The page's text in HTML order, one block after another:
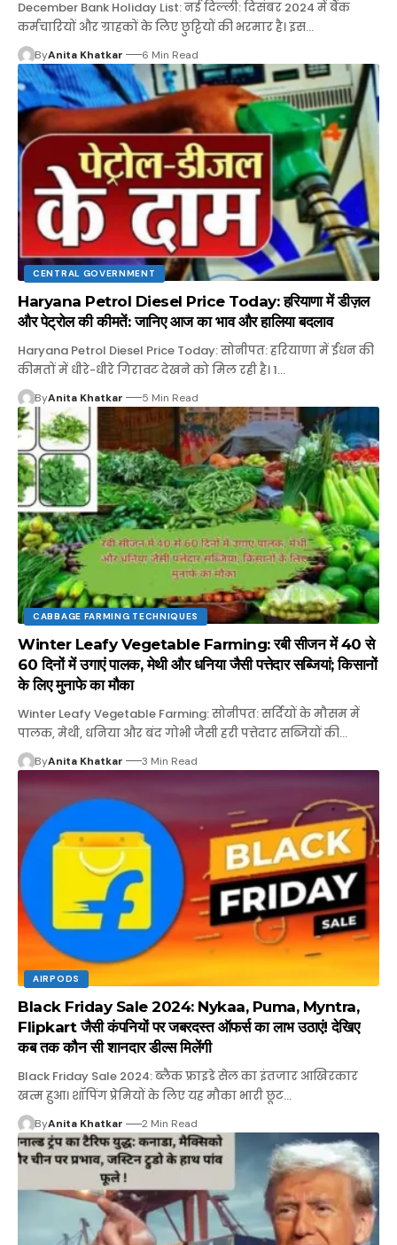
December Bank Holiday List: नई दिल्ली: दिसंबर 2024 में बैंक
कर्मचारियों और ग्राहकों के लिए छुट्टियों की भरमार है। इस…
ByAnita Khatkar 6 Min Read
CENTRAL GOVERNMENT
Haryana Petrol Diesel Price Today: हरियाणा में डीज़ल
और पेट्रोल की कीमतें: जानिए आज का भाव और हालिया बदलाव
Haryana Petrol Diesel Price Today: सोनीपत: हरियाणा में ईंधन की
कीमतों में धीरे-धीरे गिरावट देखने को मिल रही है। 1…
ByAnita Khatkar 5 Min Read
CABBAGE FARMING TECHNIQUES
Winter Leafy Vegetable Farming: रबी सीजन में 40 से
60 दिनों में उगाएं पालक, मेथी और धनिया जैसी पत्तेदार सब्जियां; किसानों
के लिए मुनाफे का मौका
Winter Leafy Vegetable Farming: सोनीपत: सर्दियों के मौसम में
पालक, मेथी, धनिया और बंद गोभी जैसी हरी पत्तेदार सब्जियों की…
ByAnita Khatkar 3 Min Read
AIRPODS
Black Friday Sale 2024: Nykaa, Puma, Myntra,
Flipkart जैसी कंपनियों पर जबरदस्त ऑफर्स का लाभ उठाएं! देखिए
कब तक कौन सी शानदार डील्स मिलेंगी
Black Friday Sale 2024: ब्लैक फ्राइडे सेल का इंतजार आखिरकार
खत्म हुआ। शॉपिंग प्रेमियों के लिए यह मौका भारी छूट…
ByAnita Khatkar 2 Min Read